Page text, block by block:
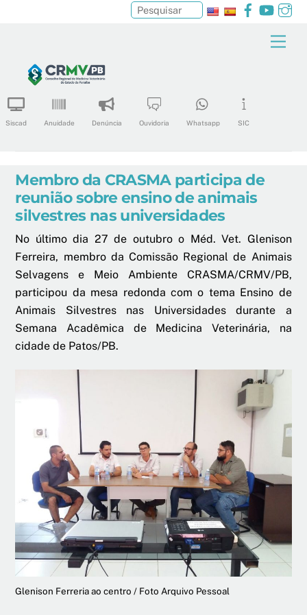
content
Facebook
Siscad Anuidade Denúncia Ouvidoria Whatsapp SIC
Pesquisar
Membro da CRASMA participa de
reunião sobre ensino de animais
silvestres nas universidades
No último dia 27 de outubro o Méd. Vet. Glenison
Ferreira, membro da Comissão Regional de Animais
Selvagens e Meio Ambiente CRASMA/CRMV/PB,
participou da mesa redonda com o tema Ensino de
Animais Silvestres nas Universidades durante a
Semana Acadêmica de Medicina Veterinária, na
cidade de Patos/PB.
Glenison Ferreria ao centro / Foto Arquivo Pessoal